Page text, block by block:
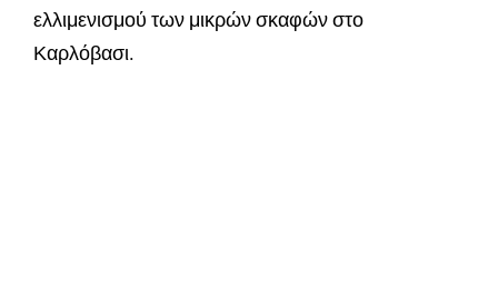
ελλιμενισμού των μικρών σκαφών στο
Καρλόβασι.